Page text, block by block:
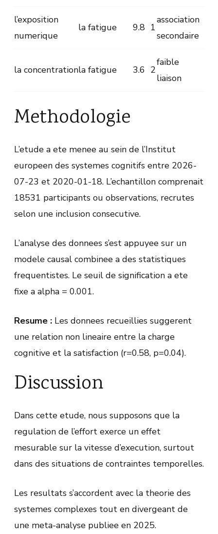
l’exposition
numerique
la fatigue 9.8 1
association
secondaire
la concentrationla fatigue 3.6 2
faible
liaison
Methodologie
L’etude a ete menee au sein de l’Institut
europeen des systemes cognitifs entre 2026-
07-23 et 2020-01-18. L’echantillon comprenait
18531 participants ou observations, recrutes
selon une inclusion consecutive.
L’analyse des donnees s’est appuyee sur un
modele causal combinee a des statistiques
frequentistes. Le seuil de signification a ete
fixe a alpha = 0.001.
Resume : Les donnees recueillies suggerent
une relation non lineaire entre la charge
cognitive et la satisfaction (r=0.58, p=0.04).
Discussion
Dans cette etude, nous supposons que la
regulation de l’effort exerce un effet
mesurable sur la vitesse d’execution, surtout
dans des situations de contraintes temporelles.
Les resultats s’accordent avec la theorie des
systemes complexes tout en divergeant de
une meta-analyse publiee en 2025.